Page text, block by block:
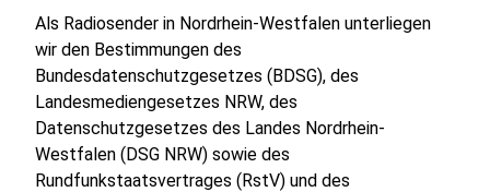
Als Radiosender in Nordrhein-Westfalen unterliegen
wir den Bestimmungen des
Bundesdatenschutzgesetzes (BDSG), des
Landesmediengesetzes NRW, des
Datenschutzgesetzes des Landes Nordrhein-
Westfalen (DSG NRW) sowie des
Rundfunkstaatsvertrages (RstV) und des